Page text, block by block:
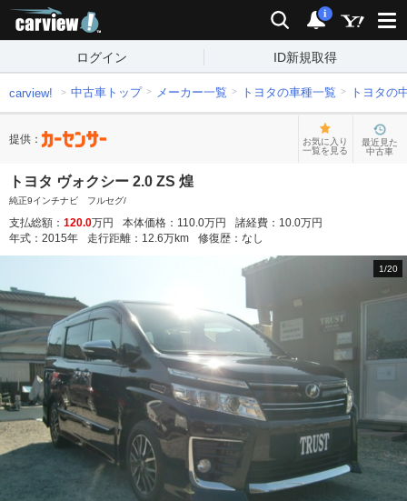
検索 通知
i
ログイン ID新規取得
carview! 中古車トップ メーカー一覧 トヨタの車種一覧 トヨタの
提供：
お気に入り
一覧を見る
最近見た
中古車
トヨタ ヴォクシー 2.0 ZS 煌
純正9インチナビ フルセグ/
支払総額： 120.0万円 本体価格： 110.0万円 諸経費： 10.0万円
年式： 2015年 走行距離： 12.6万km 修復歴： なし
1/20